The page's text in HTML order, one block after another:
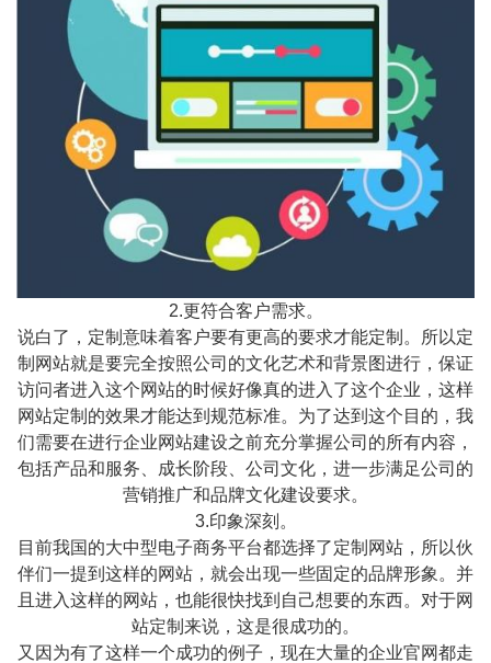
2.更符合客户需求。
说白了，定制意味着客户要有更高的要求才能定制。所以定
制网站就是要完全按照公司的文化艺术和背景图进行，保证
访问者进入这个网站的时候好像真的进入了这个企业，这样
网站定制的效果才能达到规范标准。为了达到这个目的，我
们需要在进行企业网站建设之前充分掌握公司的所有内容，
包括产品和服务、成长阶段、公司文化，进一步满足公司的
营销推广和品牌文化建设要求。
3.印象深刻。
目前我国的大中型电子商务平台都选择了定制网站，所以伙
伴们一提到这样的网站，就会出现一些固定的品牌形象。并
且进入这样的网站，也能很快找到自己想要的东西。对于网
站定制来说，这是很成功的。
又因为有了这样一个成功的例子，现在大量的企业官网都走